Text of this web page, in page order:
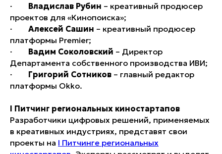
· Владислав Рубин – креативный продюсер
проектов для «Кинопоиска»;
· Алексей Сашин – креативный продюсер
платформы Premier;
· Вадим Соколовский – Директор
Департамента собственного производства ИВИ;
· Григорий Сотников – главный редактор
платформы Okko.
I Питчинг региональных киностартапов
Разработчики цифровых решений, применяемых
в креативных индустриях, представят свои
проекты на I Питчинге региональных